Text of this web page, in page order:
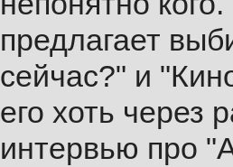
предлагает
сейчас?" и
его хоть через
интервью про